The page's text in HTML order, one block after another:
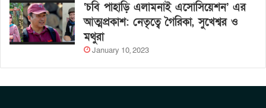
‘চবি পাহাড়ি এলামনাই এসোসিয়েশন’ এর
আত্মপ্রকাশ: নেতৃত্বে গৈরিকা, সুখেশ্বর ও
মথুরা
January 10, 2023